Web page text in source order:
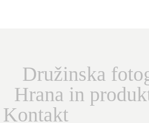
Družinska
Hrana in
Kontakt